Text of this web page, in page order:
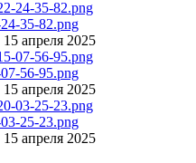
35-82.png
15 апреля 2025
56-95.png
15 апреля 2025
25-23.png
15 апреля 2025